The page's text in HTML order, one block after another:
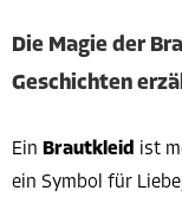
Die Magie der
Geschichten
Ein Brautkleid ist
ein Symbol für